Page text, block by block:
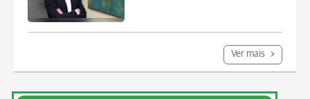
Ver mais